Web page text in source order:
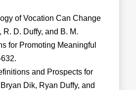
of Vocation Can Change
D. Duffy, and B. M.
for Promoting Meaningful
and Prospects for
Dik, Ryan Duffy, and